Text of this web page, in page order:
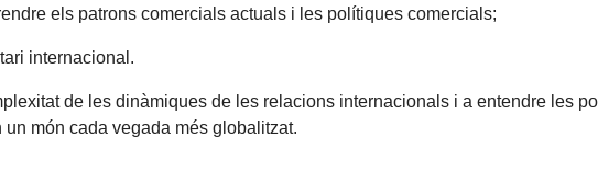
els patrons comercials actuals i les polítiques comercials;
internacional.
de les dinàmiques de les relacions internacionals i a entendre les
món cada vegada més globalitzat.